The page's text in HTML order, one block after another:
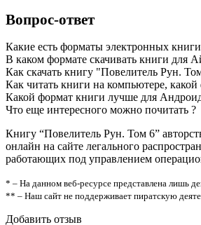
Вопрос-ответ
Какие есть форматы электронных
В каком формате скачивать книги для
Как скачать книгу "Повелитель Рун.
Как читать книги на компьютере, какой
Какой формат книги лучше для
Что еще интересного можно почитать ?
Книгу “Повелитель Рун. Том 6”
онлайн на сайте легального
работающих под управлением
* – На данном веб-ресурсе представлена лишь
** – Наш сайт не поддерживает пиратскую
Добавить отзыв